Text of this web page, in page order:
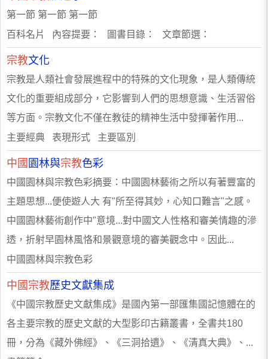
第一節 第一節 第一節
百科名片 內容提要： 圖書目錄： 文章節選：
宗教文化
宗教是人類社會發展進程中的特殊的文化現象，是人類傳統
文化的重要組成部分，它影響到人們的思想意識、生活習俗
等方面。宗教文化不僅在教徒的精神生活中發揮著作用...
主要經典 表現形式 主要區別
中國 園林與宗教色彩
中國園林與宗教色彩摘要：中國園林藝術之所以有著豐富的
主題思想...便使遊人大 有"所至得其妙，心知口難言"之感。
中國園林藝術創作中"意境...對中國文人性格和審美情趣的滲
透，折射早園林風恪和景觀意境的審美觀念中。因此...
中國園林與宗教色彩
中國宗教歷史文獻集成
《中國宗教歷史文獻集成》是國內第一部匯集國記憶體在的
各主要宗教的歷史文獻的大型影印古籍叢書，全書共180
冊，分為《藏外佛經》、《三洞拾遺》、《清真大典》、...